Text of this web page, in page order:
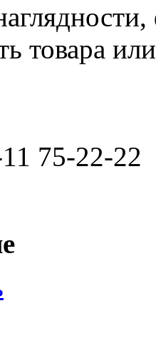
товара
75-22-22